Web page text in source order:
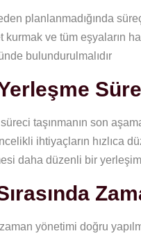
planlanmadığında
ve tüm eşyaların
bulundurulmalıdır
taşınmanın son
ihtiyaçların hızlıca
daha düzenli bir
zaman yönetimi doğru